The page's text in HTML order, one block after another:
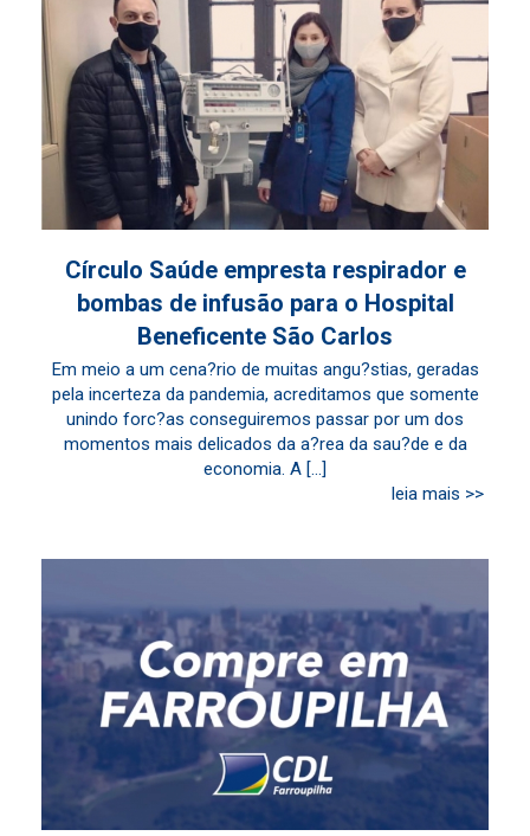
Círculo Saúde empresta respirador e
bombas de infusão para o Hospital
Beneficente São Carlos
Em meio a um cena?rio de muitas angu?stias, geradas
pela incerteza da pandemia, acreditamos que somente
unindo forc?as conseguiremos passar por um dos
momentos mais delicados da a?rea da sau?de e da
economia. A [...]
leia mais >>